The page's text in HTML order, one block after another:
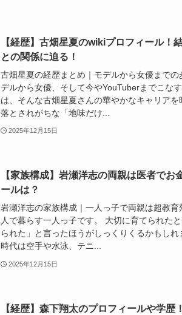
【経歴】古畑星夏のwikiプロフィール！
との関係に迫る！
古畑星夏の経歴まとめ｜モデルから女優まで
デルから女優、そして今やYouTuberまでこな
は、そんな古畑星夏さんの華やかなキャリア
落とされがちな「地味だけ...
2025年12月15日
【家族構成】岩瀬洋志の両親は医者でお
ールは？
岩瀬洋志の家族構成｜一人っ子で両親は超教
人で暮らす一人っ子です。 大切に育てられた
られた」と言ったほうがしっくりくるかもし
時代は空手や水泳、テニ...
2025年12月15日
【経歴】森下翔太のプロフィールや学歴